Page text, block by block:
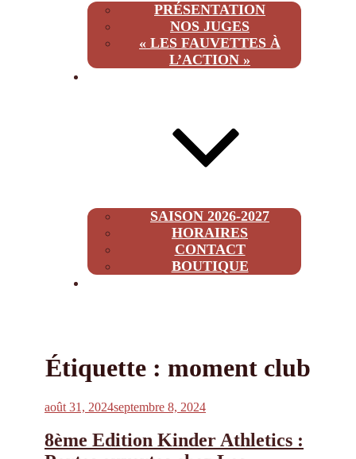
PRÉSENTATION
NOS JUGES
« LES FAUVETTES À
L’ACTION »
SAISON 2026-2027
HORAIRES
CONTACT
BOUTIQUE
Étiquette : moment club
Publié
août 31, 2024septembre 8, 2024
8ème Edition Kinder Athletics :